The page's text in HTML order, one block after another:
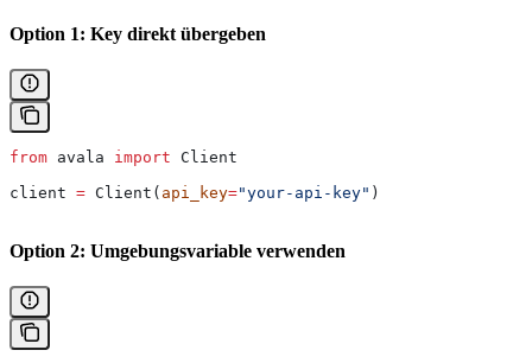
Option 1: Key direkt übergeben
from avala import Client
client = Client( api_key="your-api-key" )
Option 2: Umgebungsvariable verwenden